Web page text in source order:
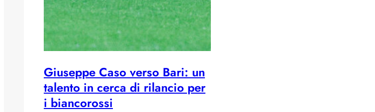
Giuseppe Caso verso Bari: un
talento in cerca di rilancio per
i biancorossi